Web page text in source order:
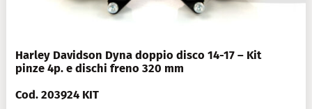
Harley Davidson Dyna doppio disco 14-17 – Kit
pinze 4p. e dischi freno 320 mm
Cod. 203924 KIT